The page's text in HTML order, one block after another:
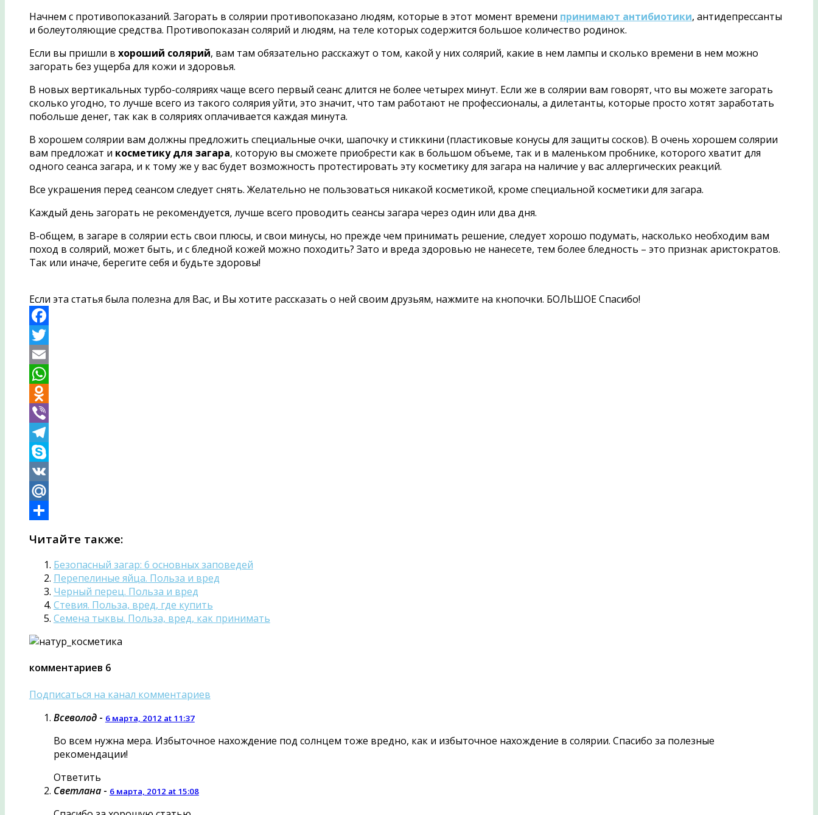
Начнем с противопоказаний. Загорать в солярии противопоказано людям, которые в этот момент времени принимают антибиотики, антидепрессанты
и болеутоляющие средства. Противопоказан солярий и людям, на теле которых содержится большое количество родинок.
Если вы пришли в хороший солярий, вам там обязательно расскажут о том, какой у них солярий, какие в нем лампы и сколько времени в нем можно
загорать без ущерба для кожи и здоровья.
В новых вертикальных турбо-соляриях чаще всего первый сеанс длится не более четырех минут. Если же в солярии вам говорят, что вы можете загорать
сколько угодно, то лучше всего из такого солярия уйти, это значит, что там работают не профессионалы, а дилетанты, которые просто хотят заработать
побольше денег, так как в соляриях оплачивается каждая минута.
В хорошем солярии вам должны предложить специальные очки, шапочку и стиккини (пластиковые конусы для защиты сосков). В очень хорошем солярии
вам предложат и косметику для загара, которую вы сможете приобрести как в большом объеме, так и в маленьком пробнике, которого хватит для
одного сеанса загара, и к тому же у вас будет возможность протестировать эту косметику для загара на наличие у вас аллергических реакций.
Все украшения перед сеансом следует снять. Желательно не пользоваться никакой косметикой, кроме специальной косметики для загара.
Каждый день загорать не рекомендуется, лучше всего проводить сеансы загара через один или два дня.
В-общем, в загаре в солярии есть свои плюсы, и свои минусы, но прежде чем принимать решение, следует хорошо подумать, насколько необходим вам
поход в солярий, может быть, и с бледной кожей можно походить? Зато и вреда здоровью не нанесете, тем более бледность – это признак аристократов.
Так или иначе, берегите себя и будьте здоровы!
Если эта статья была полезна для Вас, и Вы хотите рассказать о ней своим друзьям, нажмите на кнопочки. БОЛЬШОЕ Спасибо!
Facebook
Twitter
Email
WhatsApp
Odnoklassniki
Viber
Telegram
Skype
VK
Mail.Ru
Читайте также:
Безопасный загар: 6 основных заповедей
Перепелиные яйца. Польза и вред
Черный перец. Польза и вред
Стевия. Польза, вред, где купить
Семена тыквы. Польза, вред, как принимать
комментариев 6
Подписаться на канал комментариев
Всеволод - 6 марта, 2012 at 11:37
Во всем нужна мера. Избыточное нахождение под солнцем тоже вредно, как и избыточное нахождение в солярии. Спасибо за полезные
рекомендации!
Ответить
Светлана - 6 марта, 2012 at 15:08